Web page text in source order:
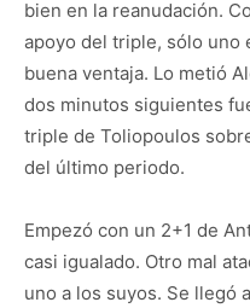
bien en la reanudación.
apoyo del triple, sólo uno
buena ventaja. Lo metió
dos minutos siguientes
triple de Toliopoulos
del último periodo.
Empezó con un 2+1 de
casi igualado. Otro mal
uno a los suyos. Se llegó